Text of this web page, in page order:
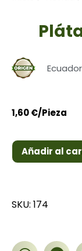
Ecuador
1,60€/Pieza
Añadir al
SKU: 174